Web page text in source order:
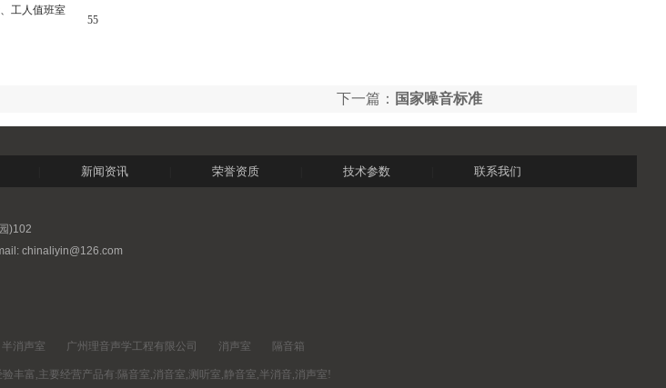
、 工人值班室
55
下一篇： 国家噪音标准
新闻资讯 荣誉资质 技术参数 联系我们
)102
chinaliyin@126.com
半消声室 广州理音声学工程有限公司 消声室 隔音箱
丰富,主要经营产品有:隔音室,消音室,测听室,静音室,半消音,消声室!